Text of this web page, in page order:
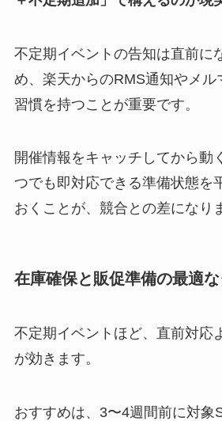
不定期イベントの告知は直前に
め、楽天からのRMS通知やメル
習慣を持つことが重要です。
開催情報をキャッチしてから動
つでも即対応できる準備状態を
おくことが、競合との差になり
在庫確保と販促準備の最適
不定期イベントほど、直前対応
が効きます。
おすすめは、3〜4週間前に対象